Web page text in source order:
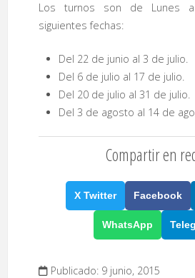
Los turnos son de Lunes
siguientes fechas:
Del 22 de junio al 3 de julio.
Del 6 de julio al 17 de julio.
Del 20 de julio al 31 de julio.
Del 3 de agosto al 14 de
Compartir en
X Twitter Facebook
WhatsApp
Publicado: 9 junio, 2015